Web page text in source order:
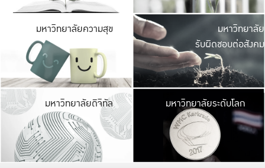
มหาวิทยาลัยความสุข มหาวิ
ค
เปิดประ
และพบเรื่องราวใ
มหาวิทยาลัย
รับผิดชอบต่อสังคม
มหาวิทยาลัยดิจิทัล มหาวิ
เปลี่ยนแปลง แล
เพื่อทำง
ระบบสารสนเทศ
มหาวิทยาลัยระดับโลก